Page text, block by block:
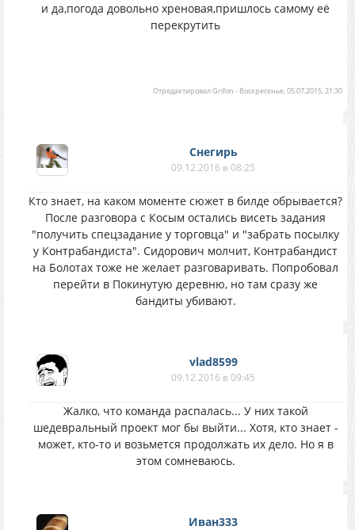
и да,погода довольно хреновая,пришлось самому её
перекрутить
ОтредактировалGrifon - Воскресенье, 05.07.2015, 21:30
Снегирь
09.12.2016 в 08:25
Кто знает, на каком моменте сюжет в билде обрывается?
После разговора с Косым остались висеть задания
"получить спецзадание у торговца" и "забрать посылку
у Контрабандиста". Сидорович молчит, Контрабандист
на Болотах тоже не желает разговаривать. Попробовал
перейти в Покинутую деревню, но там сразу же
бандиты убивают.
vlad8599
09.12.2016 в 09:45
Жалко, что команда распалась... У них такой
шедевральный проект мог бы выйти... Хотя, кто знает -
может, кто-то и возьмется продолжать их дело. Но я в
этом сомневаюсь.
Иван333